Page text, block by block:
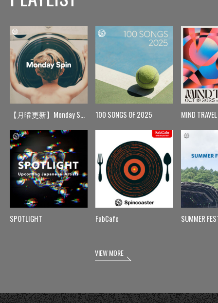
【月曜更新】Monday Spin
SPOTLIGHT
100 SONGS OF 2025
FabCafe
MIND TRAVEL
SUMMER
VIEW MORE